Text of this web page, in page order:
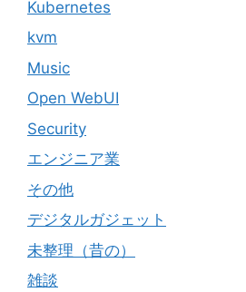
Kubernetes
kvm
Music
Open WebUI
Security
エンジニア業
その他
デジタルガジェット
未整理（昔の）
雑談